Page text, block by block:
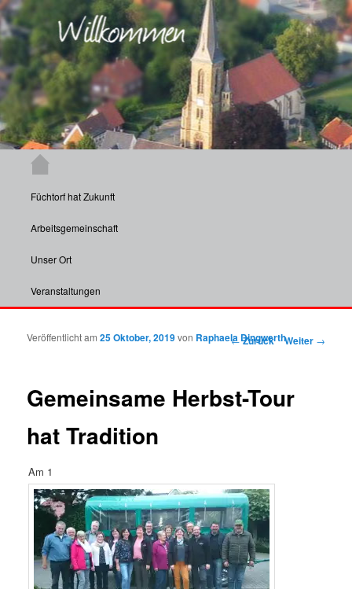
Zum Inhalt wechseln
Füchtorf
Aktuelle Informationen und Veranstaltungen aus Füchtorf und insbesondere
dessen Vereinen.
Hauptmenü
Füchtorf hat Zukunft
Arbeitsgemeinschaft
Unser Ort
Veranstaltungen
Beitragsnavigation
←Zurück Weiter →
Gemeinsame Herbst-Tour
hat Tradition
Veröffentlicht am25 Oktober, 2019von Raphaela Dingwerth
Am 1